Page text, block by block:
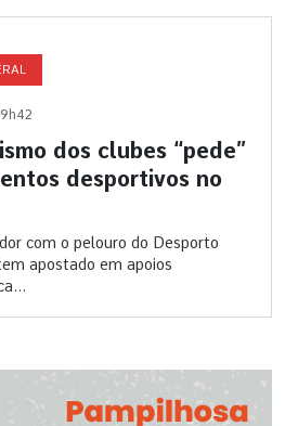
dos clubes “pede”
desportivos no
com o pelouro do Desporto
apostado em apoios